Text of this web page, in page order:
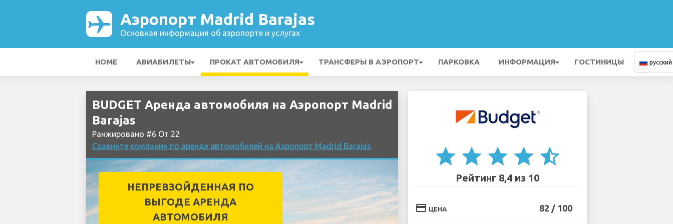
Аэропорт Madrid Barajas
Основная информация об аэропорте и услугах
HOME АВИАБИЛЕТЫ ПРОКАТ АВТОМОБИЛЯ ТРАНСФЕРЫ В АЭРОПОРТ ПАРКОВКА ИНФОРМАЦИЯ ГОСТИНИЦЫ русский
BUDGET Аренда автомобиля на Аэропорт Madrid
Barajas
Ранжировано #6 От 22
Сравните компании по аренде автомобилей на Аэропорт Madrid Barajas
НЕПРЕВЗОЙДЕННАЯ ПО
ВЫГОДЕ АРЕНДА
АВТОМОБИЛЯ
star star star star star_half
Рейтинг 8,4 из 10
credit_card ЦЕНА 82 / 100